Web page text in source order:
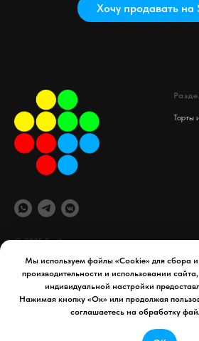
Мы используем файлы «Cookie» для сбора
производительности и использовании
индивидуальной настройки
Нажимая кнопку «Ок» или продолжая
соглашаетесь на обработку
Хочу продавать на
© 2025 Spaif
Торты
офис компании
maydex.store@gmail.com
Уфа, 50 лет СССР д. 34